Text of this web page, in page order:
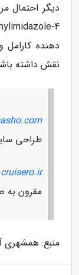
دیگر احتمال
دهنده کارامل
نقش داشته
طراحی
cruisero.ir
مقرون به
منبع: همشهری